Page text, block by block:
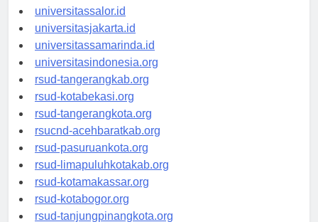
universitaswalesi.id
universitassalor.id
universitasjakarta.id
universitassamarinda.id
universitasindonesia.org
rsud-tangerangkab.org
rsud-kotabekasi.org
rsud-tangerangkota.org
rsucnd-acehbaratkab.org
rsud-pasuruankota.org
rsud-limapuluhkotakab.org
rsud-kotamakassar.org
rsud-kotabogor.org